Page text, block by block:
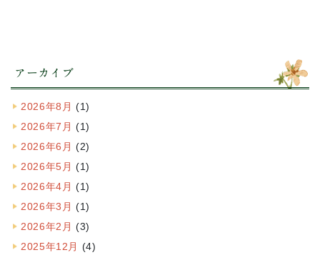
アーカイブ
2026年8月 (1)
2026年7月 (1)
2026年6月 (2)
2026年5月 (1)
2026年4月 (1)
2026年3月 (1)
2026年2月 (3)
2025年12月 (4)